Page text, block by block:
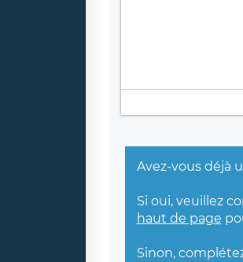
Avez-vous déjà
Si oui, veuillez
haut de page
Sinon,